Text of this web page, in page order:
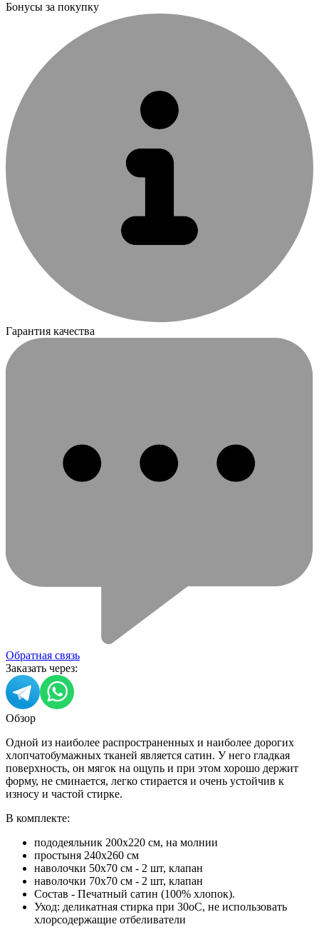
Бонусы за покупку
Гарантия качества
Обратная связь
Заказать через:
Обзор
Одной из наиболее распространенных и наиболее дорогих
хлопчатобумажных тканей является сатин. У него гладкая
поверхность, он мягок на ощупь и при этом хорошо держит
форму, не сминается, легко стирается и очень устойчив к
износу и частой стирке.
В комплекте:
пододеяльник 200х220 см, на молнии
простыня 240х260 см
наволочки 50х70 см - 2 шт, клапан
наволочки 70х70 см - 2 шт, клапан
Состав - Печатный сатин (100% хлопок).
Уход: деликатная стирка при 30оС, не использовать
хлорсодержащие отбеливатели